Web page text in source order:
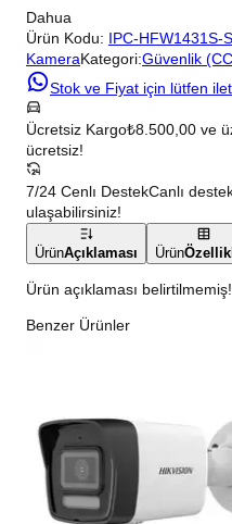
Dahua
Ürün Kodu: IPC-HFW1431S-S
KameraKategori:Güvenlik
Stok ve Fiyat için lütfen
Ücretsiz Kargo₺8.500,00 ve
ücretsiz!
7/24 Cenlı DestekCanlı
ulaşabilirsiniz!
ÜrünAçıklaması Ürün
Ürün açıklaması belirtilmemiş!
Benzer Ürünler